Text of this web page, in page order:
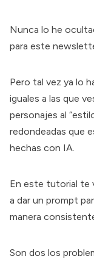
Nunca lo he
para este
Pero tal vez ya lo
iguales a las que
personajes al
redondeadas que
hechas con IA.
En este tutorial te
a dar un prompt
manera
Son dos los